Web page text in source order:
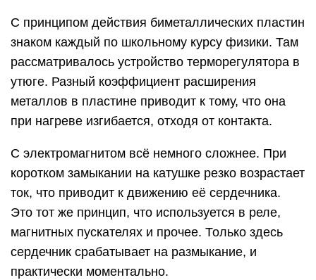
С принципом действия биметаллических пластин
знаком каждый по школьному курсу физики. Там
рассматривалось устройство терморегулятора в
утюге. Разный коэффициент расширения
металлов в пластине приводит к тому, что она
при нагреве изгибается, отходя от контакта.
С электромагнитом всё немного сложнее. При
коротком замыкании на катушке резко возрастает
ток, что приводит к движению её сердечника.
Это тот же принцип, что используется в реле,
магнитных пускателях и прочее. Только здесь
сердечник срабатывает на размыкание, и
практически моментально.